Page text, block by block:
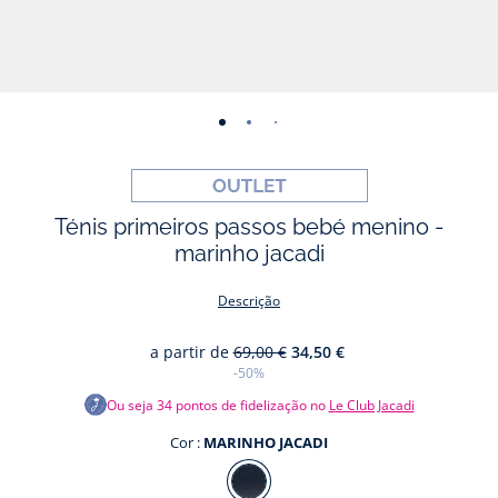
-
01 02 03
Ténis primeiros passos bebé menino -
marinho jacadi
Descrição
a partir de 69,00 € 34,50 €
-50%
Ou seja 34pontos de fidelização no Le Club Jacadi
Cor : MARINHO JACADI
Cor